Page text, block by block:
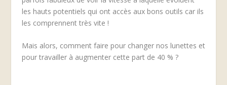
les hauts potentiels qui ont accès aux bons outils car ils
les comprennent très vite !
Mais alors, comment faire pour changer nos lunettes et
pour travailler à augmenter cette part de 40 % ?